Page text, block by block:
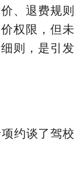
、退费规则
权限，但未
则，是引发
约谈了驾校